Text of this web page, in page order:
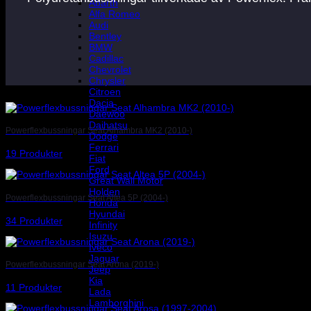
Abarth
Alfa Romeo
Audi
Bentley
BMW
Cadillac
Chevrolet
Chrysler
Citroen
Dacia
Daewoo
Daihatsu
Dodge
Ferrari
Fiat
Ford
Great Wall Motor
Holden
Honda
Hyundai
Infinity
Isuzu
Iveco
Jaguar
Jeep
Kia
Lada
Lamborghini
Powerflexbussningar Seat Alhambra MK2 (2010-)
19 Produkter
Powerflexbussningar Seat Altea 5P (2004-)
34 Produkter
Powerflexbussningar Seat Arona (2019-)
11 Produkter